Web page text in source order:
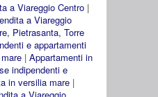
a Viareggio Centro |
a Viareggio
Pietrasanta, Torre
e appartamenti
| Appartamenti in
indipendenti e
in versilia mare |